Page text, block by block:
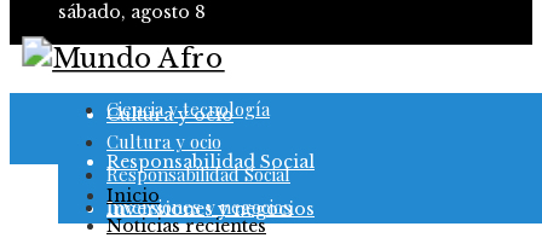
sábado, agosto 8
Ciencia y tecnología
Cultura y ocio
Responsabilidad Social
Inversiones y negocios
Ciencia y tecnología
Cultura y ocio
Responsabilidad Social
Inversiones y negocios
Inicio
Noticias recientes